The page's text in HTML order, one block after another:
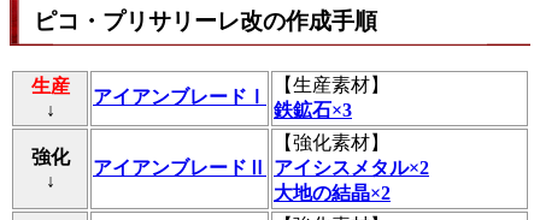
ピコ・プリサリーレ改の作成手順
生産
↓
アイアンブレードⅠ
【生産素材】
鉄鉱石×3
強化
↓
アイアンブレードⅡ
【強化素材】
アイシスメタル×2
大地の結晶×2